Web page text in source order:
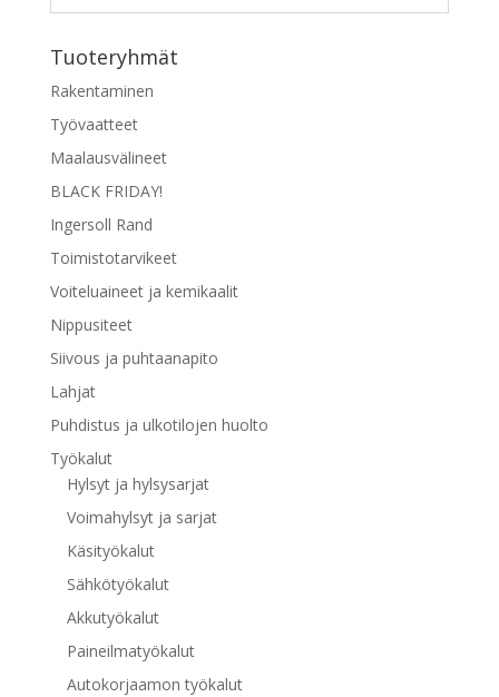
Tuoteryhmät
Rakentaminen
Työvaatteet
Maalausvälineet
BLACK FRIDAY!
Ingersoll Rand
Toimistotarvikeet
Voiteluaineet ja kemikaalit
Nippusiteet
Siivous ja puhtaanapito
Lahjat
Puhdistus ja ulkotilojen huolto
Työkalut
Hylsyt ja hylsysarjat
Voimahylsyt ja sarjat
Käsityökalut
Sähkötyökalut
Akkutyökalut
Paineilmatyökalut
Autokorjaamon työkalut